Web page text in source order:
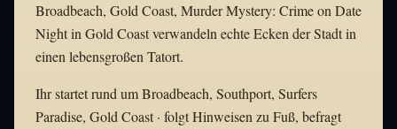
Broadbeach, Gold Coast, Murder Mystery: Crime on Date
Night in Gold Coast verwandeln echte Ecken der Stadt in
einen lebensgroßen Tatort.
Ihr startet rund um Broadbeach, Southport, Surfers
Paradise, Gold Coast · folgt Hinweisen zu Fuß, befragt